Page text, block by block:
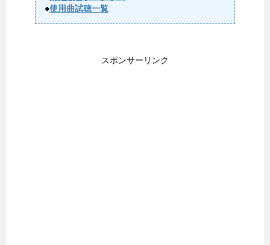
●使用曲試聴一覧
スポンサーリンク